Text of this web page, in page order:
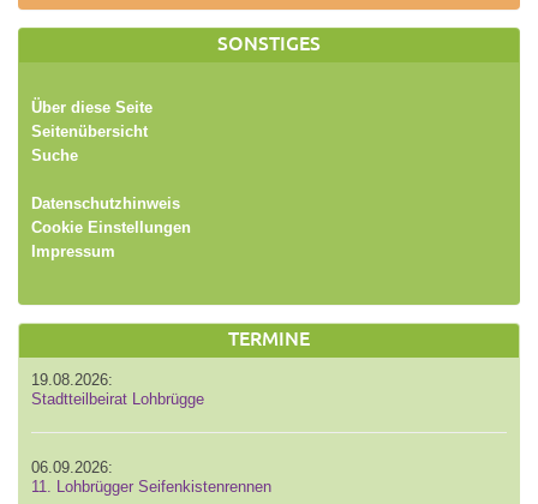
SONSTIGES
Über diese Seite
Seitenübersicht
Suche
Datenschutzhinweis
Cookie Einstellungen
Impressum
TERMINE
19.08.2026:
Stadtteilbeirat Lohbrügge
06.09.2026:
11. Lohbrügger Seifenkistenrennen